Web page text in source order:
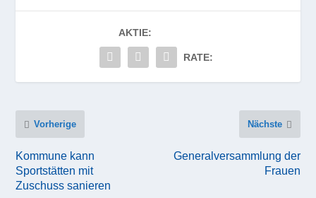
AKTIE:
RATE:
Vorherige
Kommune kann
Sportstätten mit
Zuschuss sanieren
Nächste
Generalversammlung der
Frauen